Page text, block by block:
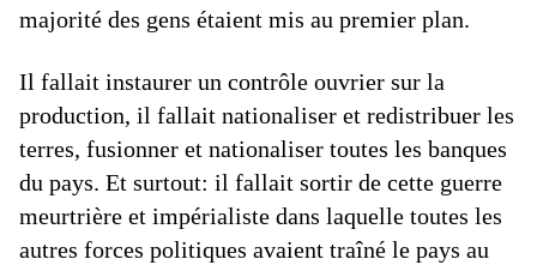
majorité des gens étaient mis au premier plan.
Il fallait instaurer un contrôle ouvrier sur la
production, il fallait nationaliser et redistribuer les
terres, fusionner et nationaliser toutes les banques
du pays. Et surtout: il fallait sortir de cette guerre
meurtrière et impérialiste dans laquelle toutes les
autres forces politiques avaient traîné le pays au